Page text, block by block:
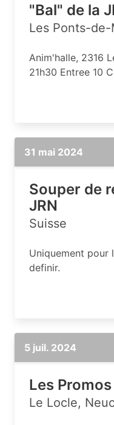
"Bal" de la
Les Ponts-
Anim'halle, 2316
21h30 Entree 10
31 mai 2024
Souper de
JRN
Suisse
Uniquement pour
definir.
5 juil. 2024
Les
Le Locle,